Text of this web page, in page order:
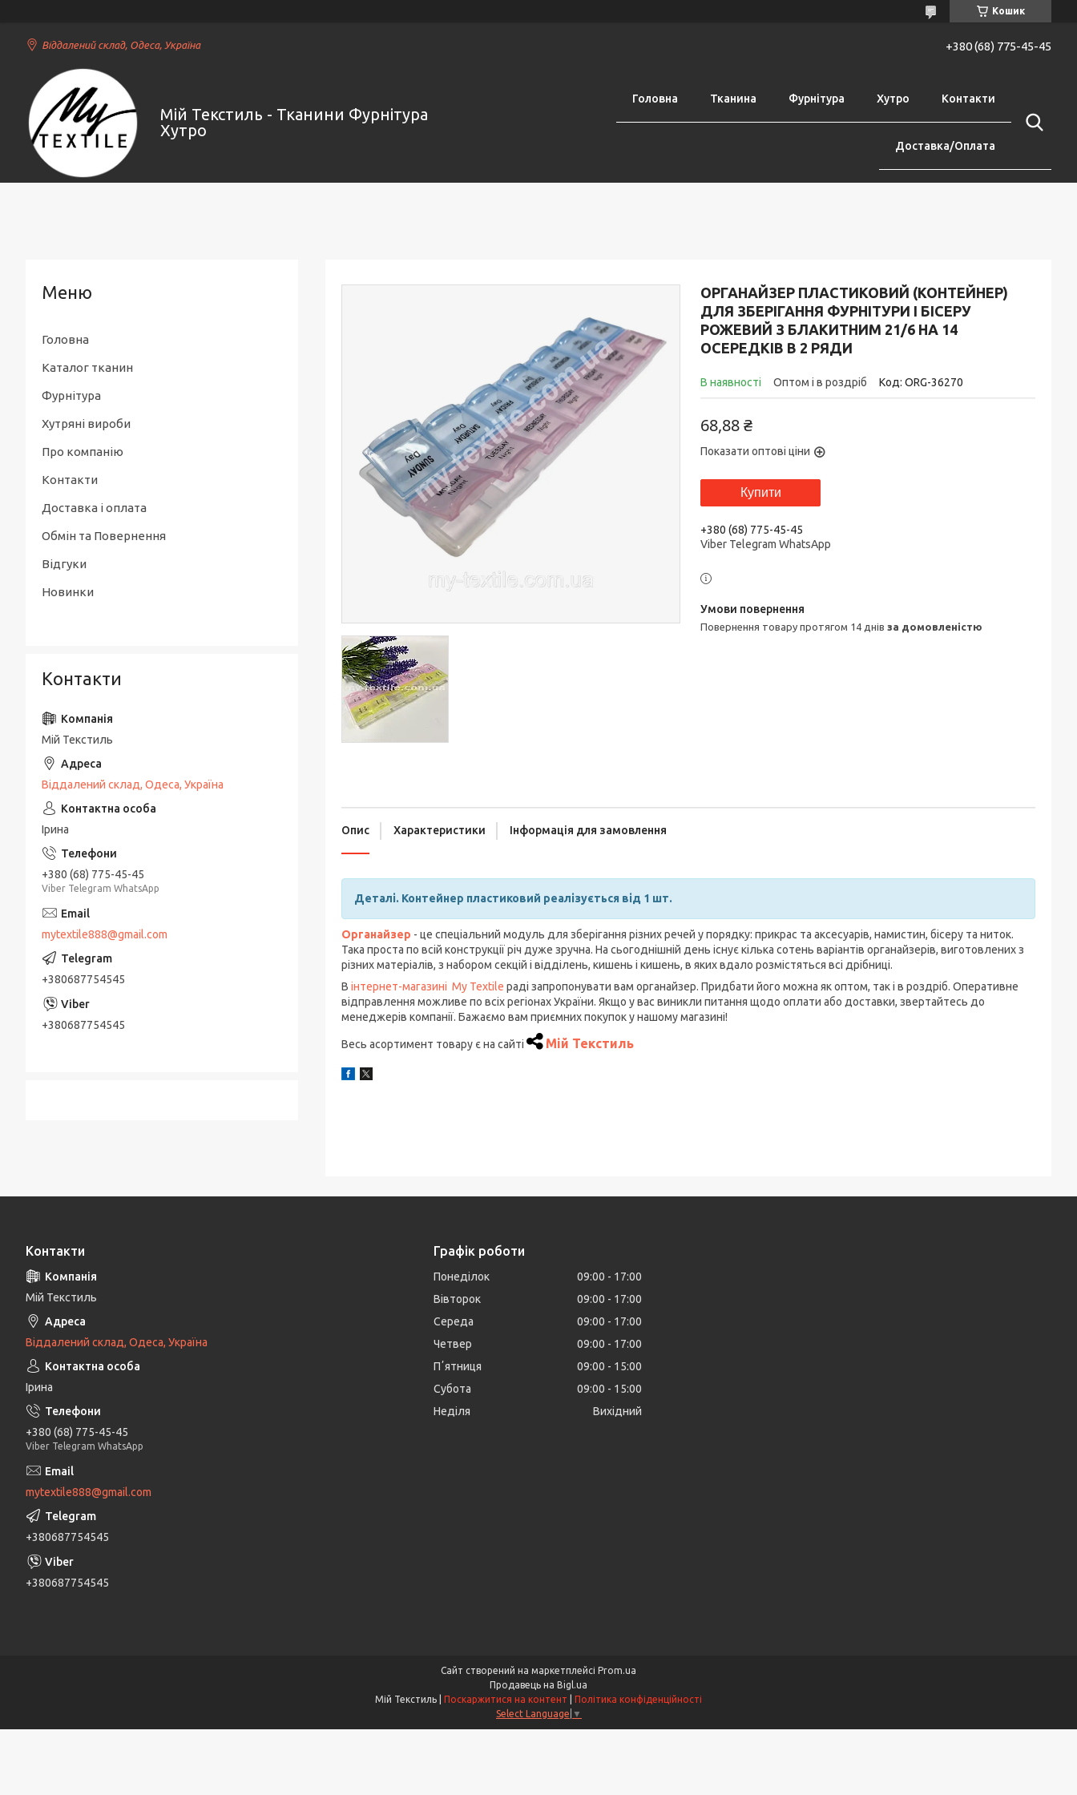
Кошик
Віддалений склад, Одеса, Україна +380 (68) 775-45-45
Мій Текстиль - Тканини Фурнітура
Хутро
Головна Тканина Фурнітура Хутро Контакти
Доставка/Оплата
ОРГАНАЙЗЕР ПЛАСТИКОВИЙ (КОНТЕЙНЕР)
ДЛЯ ЗБЕРІГАННЯ ФУРНІТУРИ І БІСЕРУ
РОЖЕВИЙ З БЛАКИТНИМ 21/6 НА 14
ОСЕРЕДКІВ В 2 РЯДИ
В наявності Оптом і в роздріб Код: ORG-36270
68,88 ₴
Показати оптові ціни
Купити
+380 (68) 775-45-45
Viber Telegram WhatsApp
повернення товару протягом 14 днів за домовленістю
Опис Характеристики Інформація для замовлення
Деталі. Контейнер пластиковий реалізується від 1 шт.
Органайзер - це спеціальний модуль для зберігання різних речей у порядку: прикрас та аксесуарів, намистин, бісеру та ниток.
Така проста по всій конструкції річ дуже зручна. На сьогоднішній день існує кілька сотень варіантів органайзерів, виготовлених з
різних матеріалів, з набором секцій і відділень, кишень і кишень, в яких вдало розмістяться всі дрібниці.
В інтернет-магазині My Textile раді запропонувати вам органайзер. Придбати його можна як оптом, так і в роздріб. Оперативне
відправлення можливе по всіх регіонах України. Якщо у вас виникли питання щодо оплати або доставки, звертайтесь до
менеджерів компанії. Бажаємо вам приємних покупок у нашому магазині!
Весь асортимент товару є на сайті Мій Текстиль
Головна
Каталог тканин
Фурнітура
Хутряні вироби
Про компанію
Контакти
Доставка і оплата
Обмін та Повернення
Відгуки
Новинки
Контакти
Мій Текстиль
Віддалений склад, Одеса, Україна
Ірина
+380 (68) 775-45-45
Viber Telegram WhatsApp
mytextile888@gmail.com
+380687754545
+380687754545
Контакти
Мій Текстиль
Віддалений склад, Одеса, Україна
Ірина
+380 (68) 775-45-45
Viber Telegram WhatsApp
mytextile888@gmail.com
+380687754545
+380687754545
Графік роботи
Понеділок 09:00
17:00
Вівторок
09:00
17:00
Середа
09:00
17:00
Четвер
09:00
17:00
Пʼятниця
09:00
15:00
Субота
09:00
15:00
Неділя
Вихідний
Сайт створений на маркетплейсі Prom.ua
Продавець на Bigl.ua
Поскаржитися на контент
Політика конфіденційності
Select Language ▼